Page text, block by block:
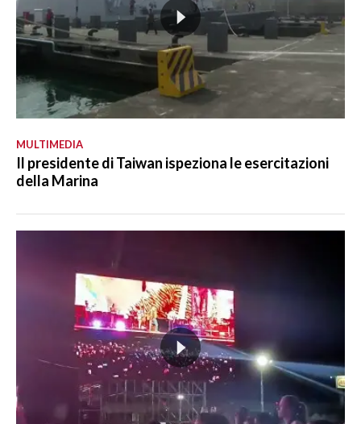
MULTIMEDIA
Il presidente di Taiwan ispeziona le esercitazioni
della Marina